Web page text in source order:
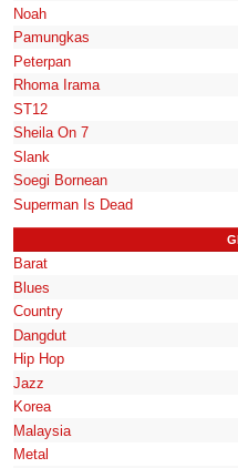
Noah
Pamungkas
Peterpan
Rhoma Irama
ST12
Sheila On 7
Slank
Soegi Bornean
Superman Is Dead
Barat
Blues
Country
Dangdut
Hip Hop
Jazz
Korea
Malaysia
Metal